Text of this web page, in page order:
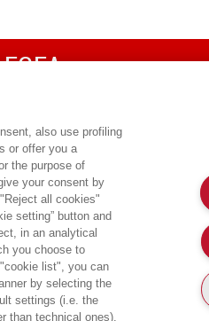
SCHOOL OF MANAGEMENT
also use profiling
or offer you a
the purpose of
your consent by
all cookies"
setting” button and
in an analytical
you choose to
list", you can
by selecting the
settings (i.e. the
than technical ones).